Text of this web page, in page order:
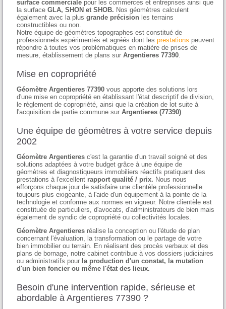
surface commerciale pour les commerces et entreprises ainsi que
la surfaceGLA, SHON et SHOB. Nos géomètres calculent
également avec la plusgrande précision les terrains
constructibles ou non.
Notre équipe de géomètres topographes est constitué de
professionnels expérimentés et agréés dont lesprestations peuvent
répondre à toutes vos problématiques en matière de prises de
mesure, établissement de plans surArgentieres 77390.
Mise en copropriété
Géomètre Argentieres 77390 vous apporte des solutions lors
d'une mise en copropriété en établissant l'état descriptif de division,
le règlement de copropriété, ainsi que la création de lot suite à
l'acquisition de partie commune surArgentieres (77390).
Une équipe de géomètres à votre service depuis
2002
Géomètre Argentieres c'est la garantie d'un travail soigné et des
solutions adaptées à votre budget grâce à une équipe de
géomètres et diagnostiqueurs immobiliers réactifs pratiquant des
prestations à l'excellent rapport qualité / prix. Nous nous
efforçons chaque jour de satisfaire une clientèle professionnelle
toujours plus exigeante, à l'aide d'un équipement à la pointe de la
technologie et conforme aux normes en vigueur. Notre clientèle est
constituée de particuliers, d'avocats, d'administrateurs de bien mais
également de syndic de copropriété ou collectivités locales.
Géomètre Argentieres réalise la conception ou l'étude de plan
concernant l'évaluation, la transformation ou le partage de votre
bien immobilier ou terrain. En réalisant des procès verbaux et des
plans de bornage, notre cabinet contribue à vos dossiers judiciaires
ou administratifs pour la production d'un constat, la mutation
d'un bien foncier ou même l'état des lieux.
Besoin d'une intervention rapide, sérieuse et
abordable à Argentieres 77390 ?